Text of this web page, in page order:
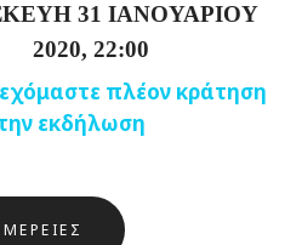
31 ΙΑΝΟΥΑΡΙΟΥ
2020, 22:00
πλέον κράτηση
εκδήλωση